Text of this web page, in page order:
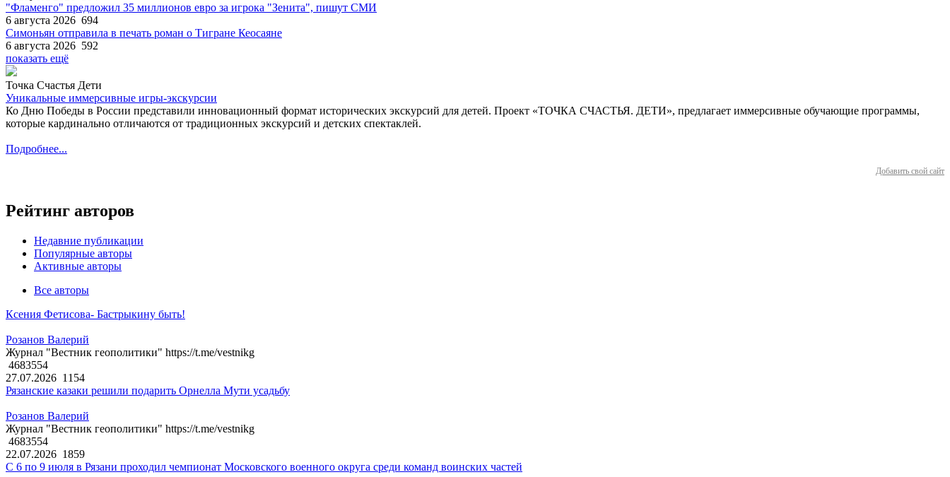
"Фламенго" предложил 35 миллионов евро за игрока "Зенита", пишут СМИ
6 августа 2026 694
Симоньян отправила в печать роман о Тигране Кеосаяне
6 августа 2026 592
показать ещё
Точка Счастья Дети
Уникальные иммерсивные игры-экскурсии
Ко Дню Победы в России представили инновационный формат исторических экскурсий для детей. Проект «ТОЧКА СЧАСТЬЯ. ДЕТИ», предлагает иммерсивные обучающие программы,
которые кардинально отличаются от традиционных экскурсий и детских спектаклей.
Подробнее...
Добавить свой сайт
Рейтинг авторов
Недавние публикации
Популярные авторы
Активные авторы
Все авторы
Ксения Фетисова- Бастрыкину быть!
Розанов Валерий
Журнал "Вестник геополитики" https://t.me/vestnikg
4683554
27.07.2026 1154
Рязанские казаки решили подарить Орнелла Мути усадьбу
Розанов Валерий
Журнал "Вестник геополитики" https://t.me/vestnikg
4683554
22.07.2026 1859
С 6 по 9 июля в Рязани проходил чемпионат Московского военного округа среди команд воинских частей